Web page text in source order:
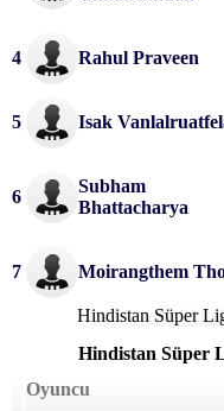
4 Rahul Praveen
5 Isak
6
Subham
Bhattacharya
7 Moirangthem
Hindistan Süper
Hindistan Süper
Oyuncu